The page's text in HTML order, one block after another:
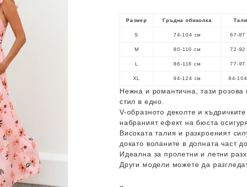
Размер Гръдна обиколка
S 74-104 см 67-87
M 80-110 см 72-92
L 86-116 см 77-97
XL 94-124 см 84-
Нежна и романтична, тази розова
стил в едно.
V-образното деколте и
набраният ефект на бюста
Високата талия и разкроеният
докато воланите в долната част
Идеална за пролетни и летни
Други модели можете да